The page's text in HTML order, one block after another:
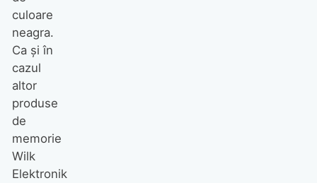
culoare
neagra.
Ca şi în
cazul
altor
produse
de
memorie
Wilk
Elektronik